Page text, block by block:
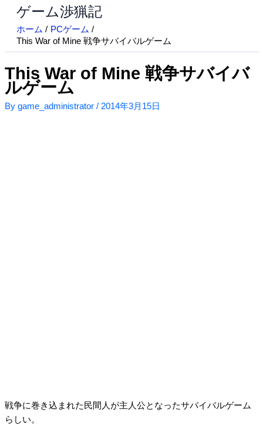
ス
キ
ッ
プ
ゲーム渉猟記
ホーム
PCゲーム
This War of Mine 戦争サバイバルゲーム
This War of Mine 戦争サバイバ
ルゲーム
By game_administrator / 2014年3月15日
戦争に巻き込まれた民間人が主人公となったサバイバルゲーム
らしい。